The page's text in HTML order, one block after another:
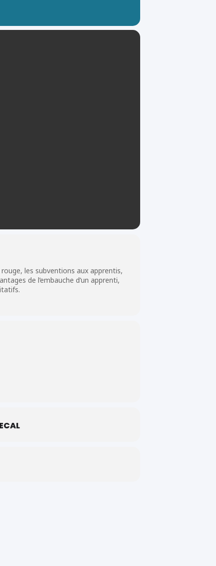
les subventions aux apprentis,
de l’embauche d’un apprenti,